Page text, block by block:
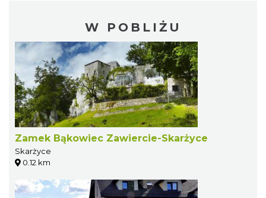
W POBLIŻU
Zamek Bąkowiec Zawiercie-Skarżyce
Skarżyce
0.12 km